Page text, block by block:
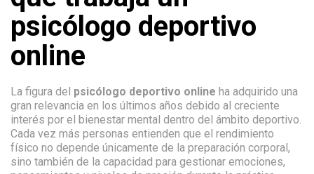
psicólogo deportivo
online
La figura del psicólogo deportivo online ha adquirido una
gran relevancia en los últimos años debido al creciente
interés por el bienestar mental dentro del ámbito deportivo.
Cada vez más personas entienden que el rendimiento
físico no depende únicamente de la preparación corporal,
sino también de la capacidad para gestionar emociones,